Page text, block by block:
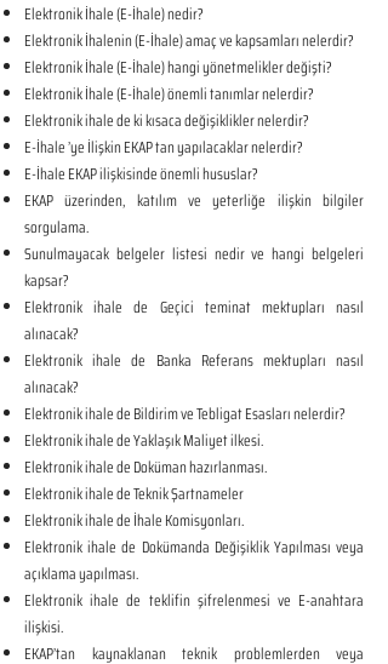
Elektronik İhale (E-İhale) nedir?
Elektronik İhalenin (E-İhale) amaç ve kapsamları nelerdir?
Elektronik İhale (E-İhale) hangi yönetmelikler değişti?
Elektronik İhale (E-İhale) önemli tanımlar nelerdir?
Elektronik ihale de ki kısaca değişiklikler nelerdir?
E-İhale ’ye İlişkin EKAP tan yapılacaklar nelerdir?
E-İhale EKAP ilişkisinde önemli hususlar?
EKAP üzerinden, katılım ve yeterliğe ilişkin bilgiler
sorgulama.
Sunulmayacak belgeler listesi nedir ve hangi belgeleri
kapsar?
Elektronik ihale de Geçici teminat mektupları nasıl
alınacak?
Elektronik ihale de Banka Referans mektupları nasıl
alınacak?
Elektronik ihale de Bildirim ve Tebligat Esasları nelerdir?
Elektronik ihale de Yaklaşık Maliyet ilkesi.
Elektronik ihale de Doküman hazırlanması.
Elektronik ihale de Teknik Şartnameler
Elektronik ihale de İhale Komisyonları.
Elektronik ihale de Dokümanda Değişiklik Yapılması veya
açıklama yapılması.
Elektronik ihale de teklifin şifrelenmesi ve E-anahtara
ilişkisi.
EKAP’tan kaynaklanan teknik problemlerden veya